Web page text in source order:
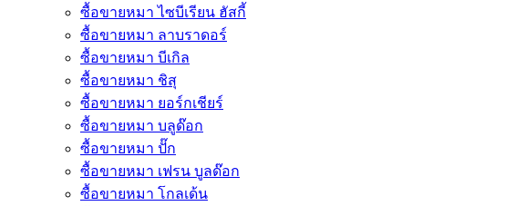
ซื้อขายหมา ไซบีเรียน ฮัสกี้
ซื้อขายหมา ลาบราดอร์
ซื้อขายหมา บีเกิล
ซื้อขายหมา ชิสุ
ซื้อขายหมา ยอร์กเชียร์
ซื้อขายหมา บลูด๊อก
ซื้อขายหมา ปั๊ก
ซื้อขายหมา เฟรน บูลด๊อก
ซื้อขายหมา โกลเด้น